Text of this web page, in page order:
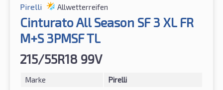
Pirelli Allwetterreifen
Cinturato All Season SF 3 XL FR
M+S 3PMSF TL
215/55R18 99V
Marke
Pirelli